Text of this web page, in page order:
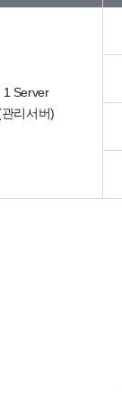
1 Server
리서버)